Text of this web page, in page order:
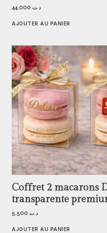
د.ت
AJOUTER AU PANIER
Coffret 2 macarons
transparente
د.ت
AJOUTER AU PANIER